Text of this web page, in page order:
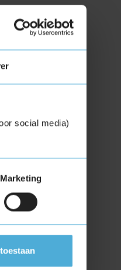
social media)
Marketing